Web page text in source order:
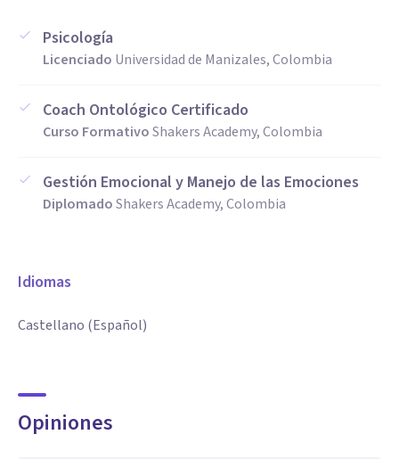
Psicología
Licenciado Universidad de Manizales, Colombia
Coach Ontológico Certificado
Curso FormativoShakers Academy, Colombia
Gestión Emocional y Manejo de las Emociones
DiplomadoShakers Academy, Colombia
Idiomas
Castellano (Español)
Opiniones